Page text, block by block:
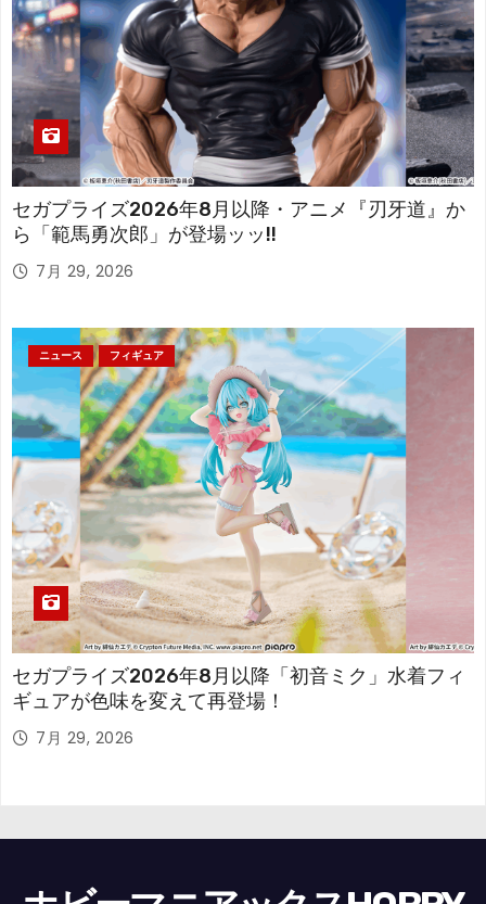
セガプライズ2026年8月以降・アニメ『刃牙道』か
ら「範馬勇次郎」が登場ッッ!!
7月 29, 2026
ニュース フィギュア
セガプライズ2026年8月以降「初音ミク」水着フィ
ギュアが色味を変えて再登場！
7月 29, 2026